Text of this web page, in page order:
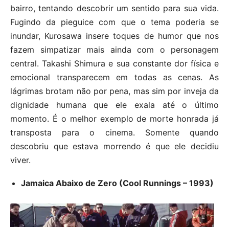
bairro, tentando descobrir um sentido para sua vida.
Fugindo da pieguice com que o tema poderia se
inundar, Kurosawa insere toques de humor que nos
fazem simpatizar mais ainda com o personagem
central. Takashi Shimura e sua constante dor física e
emocional transparecem em todas as cenas. As
lágrimas brotam não por pena, mas sim por inveja da
dignidade humana que ele exala até o último
momento. É o melhor exemplo de morte honrada já
transposta para o cinema. Somente quando
descobriu que estava morrendo é que ele decidiu
viver.
Jamaica Abaixo de Zero (Cool Runnings – 1993)